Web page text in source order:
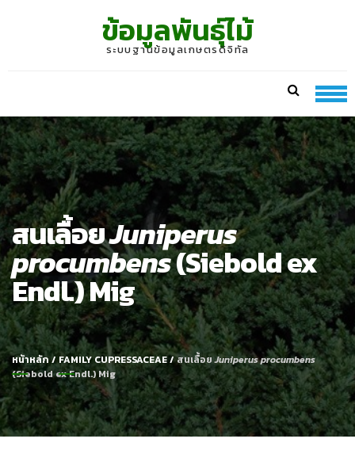
ข้อมูลพันธุ์ไม้
ระบบฐานข้อมูลเกษตรดิจิทัล
สนเลื้อยJuniperus
procumbens(Siebold ex
Endl.) Mig
หน้าหลัก /FAMILY CUPRESSACEAE/สนเลื้อยJuniperus procumbens
(Siebold ex Endl.) Mig